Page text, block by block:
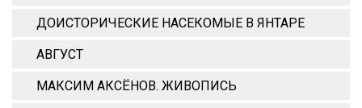
ДОИСТОРИЧЕСКИЕ НАСЕКОМЫЕ В ЯНТАРЕ
АВГУСТ
МАКСИМ АКСЁНОВ. ЖИВОПИСЬ